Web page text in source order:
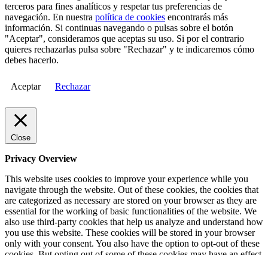
terceros para fines analíticos y respetar tus preferencias de
navegación. En nuestra política de cookies encontrarás más
información. Si continuas navegando o pulsas sobre el botón
"Aceptar", consideramos que aceptas su uso. Si por el contrario
quieres rechazarlas pulsa sobre "Rechazar" y te indicaremos cómo
debes hacerlo.
Aceptar Rechazar
Close
Privacy Overview
This website uses cookies to improve your experience while you
navigate through the website. Out of these cookies, the cookies that
are categorized as necessary are stored on your browser as they are
essential for the working of basic functionalities of the website. We
also use third-party cookies that help us analyze and understand how
you use this website. These cookies will be stored in your browser
only with your consent. You also have the option to opt-out of these